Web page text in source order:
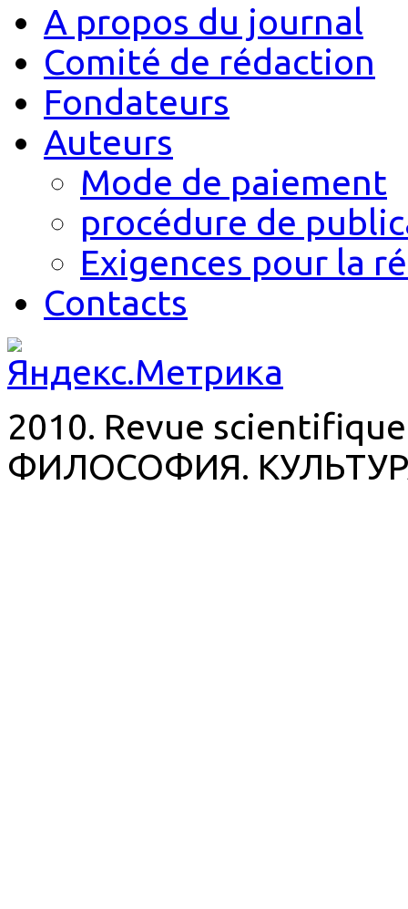
A propos du journal
Comité de rédaction
Fondateurs
Auteurs
Mode de paiement
procédure de
Exigences pour la
Contacts
2010. Revue
ФИЛОСОФИЯ.